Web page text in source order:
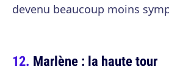
devenu beaucoup moins
Marlène : la haute tour